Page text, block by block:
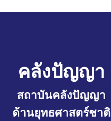
คลังปัญญา
สถาบันคลังปัญญา
ด้านยุทธศาสตร์ชาติ